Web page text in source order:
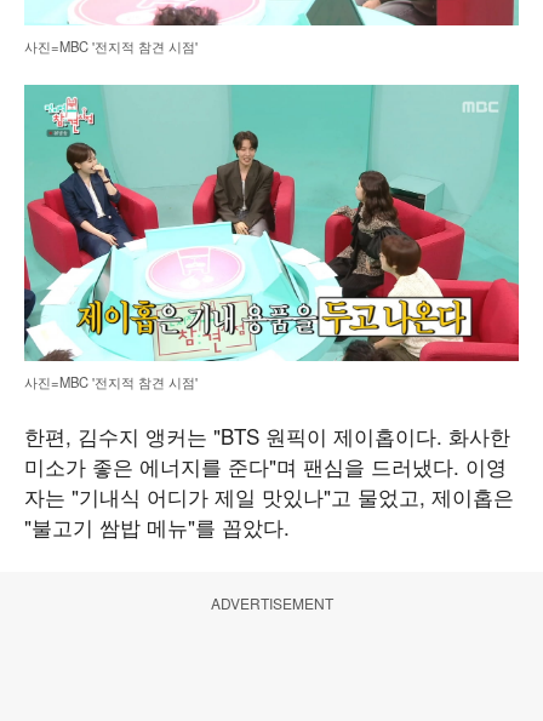
사진=MBC '전지적 참견 시점'
사진=MBC '전지적 참견 시점'
한편, 김수지 앵커는 "BTS 원픽이 제이홉이다. 화사한
미소가 좋은 에너지를 준다"며 팬심을 드러냈다. 이영
자는 "기내식 어디가 제일 맛있나"고 물었고, 제이홉은
"불고기 쌈밥 메뉴"를 꼽았다.
ADVERTISEMENT